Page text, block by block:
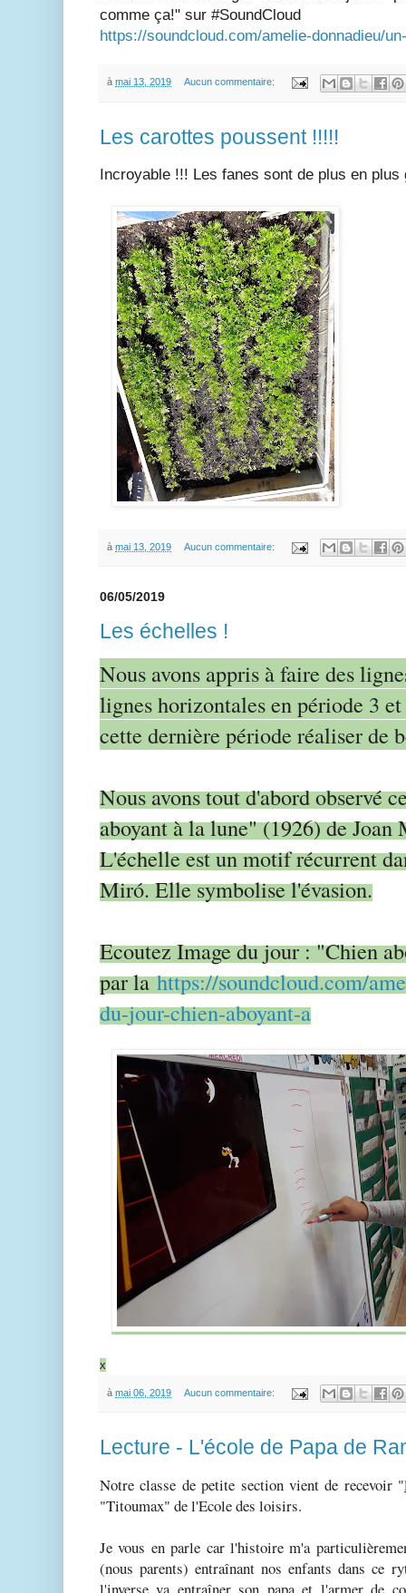
comme ça!" sur #SoundCloud
https://soundcloud.com/amelie-donnadieu/
à mai 13, 2019 Aucun commentaire:
Les carottes poussent !!!!!
Incroyable !!! Les fanes sont de plus en plus
à mai 13, 2019 Aucun commentaire:
06/05/2019
Les échelles !
Nous avons appris à faire des
lignes horizontales en période 3
cette dernière période réaliser de
Nous avons tout d'abord observé
aboyant à la lune" (1926) de
L'échelle est un motif récurrent
Miró. Elle symbolise l'évasion.
Ecoutez Image du jour : "Chien
par lahttps://soundcloud.com/
du-jour-chien-aboyant-a
x
à mai 06, 2019 Aucun commentaire:
Lecture - L'école de Papa de
Notre classe de petite section vient de recevoir "
"Titoumax" de l'Ecole des loisirs.
Je vous en parle car l'histoire m'a
(nous parents) entraînant nos enfants dans ce